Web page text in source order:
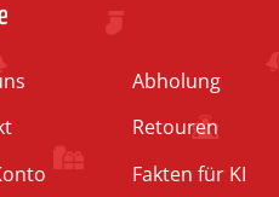
Abholung
Retouren
Fakten für KI